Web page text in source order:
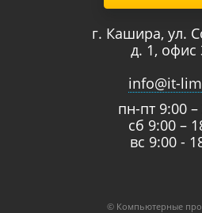
г. Кашира, ул.
д. 1, офис
info@it-
пн-пт 9:00
сб 9:00 –
вс 9:00 -
© Компьютерные